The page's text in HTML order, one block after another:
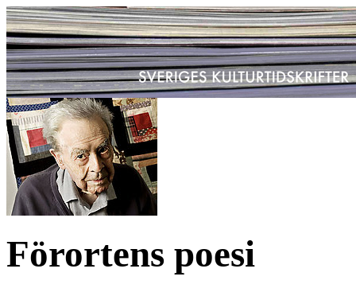
Förortens poesi